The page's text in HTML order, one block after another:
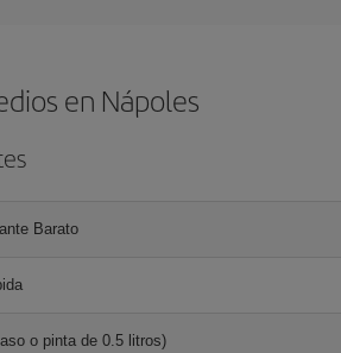
en Nápoles
Barato
o pinta de 0.5 litros)